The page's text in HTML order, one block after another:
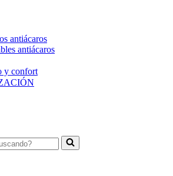
antiácaros
antiácaros
y confort